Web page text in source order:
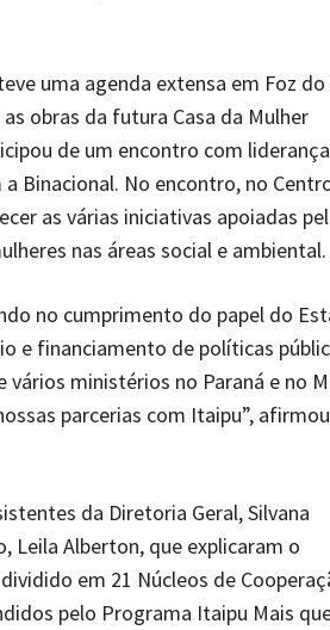
uma agenda extensa em Foz
obras da futura Casa da Mulher
de um encontro com
Binacional. No encontro, no
as várias iniciativas apoiadas
nas áreas social e ambiental.
no cumprimento do papel do
e financiamento de políticas
vários ministérios no Paraná e no
parcerias com Itaipu”,
da Diretoria Geral, Silvana
Leila Alberton, que explicaram o
em 21 Núcleos de
pelo Programa Itaipu Mais